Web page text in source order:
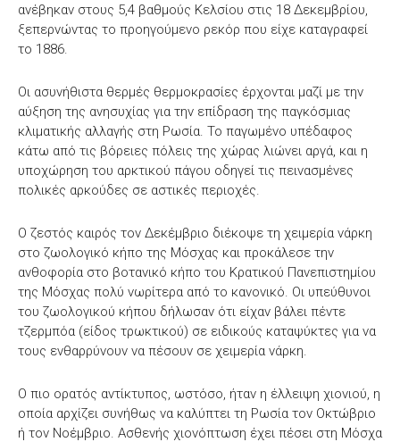
ανέβηκαν στους 5,4 βαθμούς Κελσίου στις 18 Δεκεμβρίου,
ξεπερνώντας το προηγούμενο ρεκόρ που είχε καταγραφεί
το 1886.
Οι ασυνήθιστα θερμές θερμοκρασίες έρχονται μαζί με την
αύξηση της ανησυχίας για την επίδραση της παγκόσμιας
κλιματικής αλλαγής στη Ρωσία. Το παγωμένο υπέδαφος
κάτω από τις βόρειες πόλεις της χώρας λιώνει αργά, και η
υποχώρηση του αρκτικού πάγου οδηγεί τις πεινασμένες
πολικές αρκούδες σε αστικές περιοχές.
Ο ζεστός καιρός τον Δεκέμβριο διέκοψε τη χειμερία νάρκη
στο ζωολογικό κήπο της Μόσχας και προκάλεσε την
ανθοφορία στο βοτανικό κήπο του Κρατικού Πανεπιστημίου
της Μόσχας πολύ νωρίτερα από το κανονικό. Οι υπεύθυνοι
του ζωολογικού κήπου δήλωσαν ότι είχαν βάλει πέντε
τζερμπόα (είδος τρωκτικού) σε ειδικούς καταψύκτες για να
τους ενθαρρύνουν να πέσουν σε χειμερία νάρκη.
Ο πιο ορατός αντίκτυπος, ωστόσο, ήταν η έλλειψη χιονιού, η
οποία αρχίζει συνήθως να καλύπτει τη Ρωσία τον Οκτώβριο
ή τον Νοέμβριο. Ασθενής χιονόπτωση έχει πέσει στη Μόσχα